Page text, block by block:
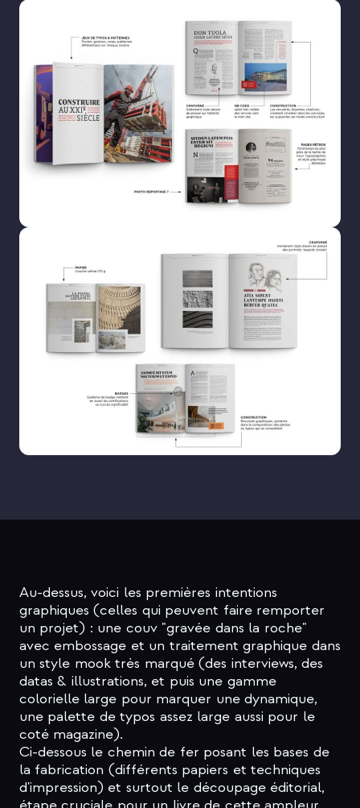
Au-dessus, voici les premières intentions
graphiques (celles qui peuvent faire remporter
un projet) : une couv "gravée dans la roche"
avec embossage et un traitement graphique dans
un style mook très marqué (des interviews, des
datas & illustrations, et puis une gamme
colorielle large pour marquer une dynamique,
une palette de typos assez large aussi pour le
coté magazine).
Ci-dessous le chemin de fer posant les bases de
la fabrication (différents papiers et techniques
d'impression) et surtout le découpage éditorial,